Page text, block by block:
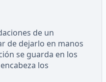
de un
de dejarlo en manos
se guarda en los
los